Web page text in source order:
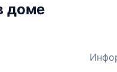
доме